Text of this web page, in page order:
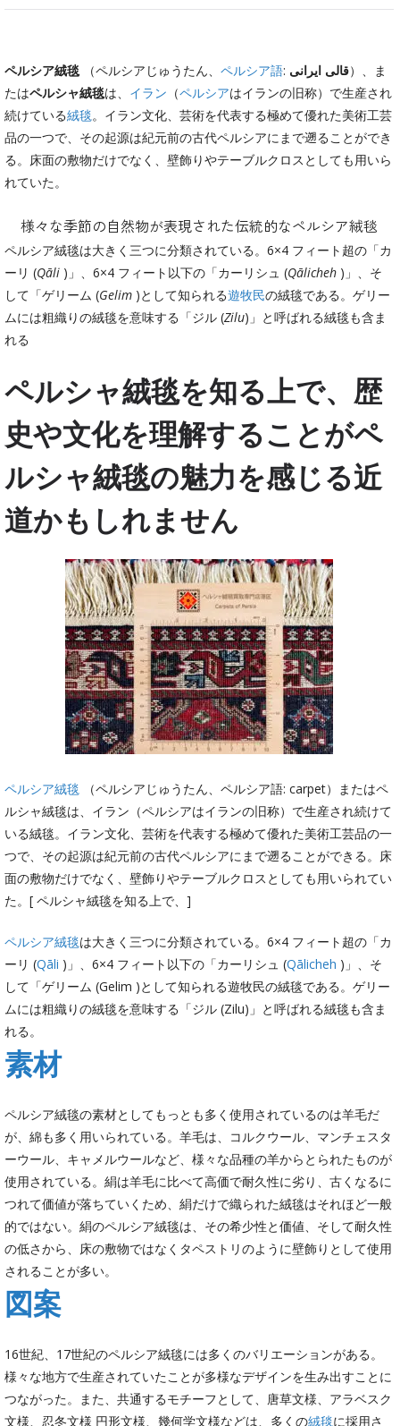
ペルシア絨毯（ペルシアじゅうたん、 ペルシア語: قالی ایرانی‎） 、ま
たはペルシャ絨毯は、 イラン （ペルシアはイランの旧称）で生産され
続けている絨毯。イラン文化、芸術を代表する極めて優れた美術工芸
品の一つで、その起源は紀元前の古代ペルシアにまで遡ることができ
る。床面の敷物だけでなく、壁飾りやテーブルクロスとしても用いら
れていた。
様々な季節の自然物が表現された伝統的なペルシア絨毯
ペルシア絨毯は大きく三つに分類されている。6×4 フィート超の「カ
ーリ (Qāli )」、6×4 フィート以下の「カーリシュ (Qālicheh )」、そ
して「ゲリーム (Gelim )として知られる遊牧民の絨毯である。ゲリー
ムには粗織りの絨毯を意味する「ジル (Zilu)」と呼ばれる絨毯も含ま
れる
ペルシャ絨毯を知る上で、歴
史や文化を理解することがペ
ルシャ絨毯の魅力を感じる近
道かもしれません
ペルシア絨毯 （ペルシアじゅうたん、ペルシア語: carpet）またはペ
ルシャ絨毯は、イラン（ペルシアはイランの旧称）で生産され続けて
いる絨毯。イラン文化、芸術を代表する極めて優れた美術工芸品の一
つで、その起源は紀元前の古代ペルシアにまで遡ることができる。床
面の敷物だけでなく、壁飾りやテーブルクロスとしても用いられてい
た。[ ペルシャ絨毯を知る上で、]
ペルシア絨毯は大きく三つに分類されている。6×4 フィート超の「カ
ーリ (Qāli )」、6×4 フィート以下の「カーリシュ (Qālicheh )」、そ
して「ゲリーム (Gelim )として知られる遊牧民の絨毯である。ゲリー
ムには粗織りの絨毯を意味する「ジル (Zilu)」と呼ばれる絨毯も含ま
れる。
素材
ペルシア絨毯の素材としてもっとも多く使用されているのは羊毛だ
が、綿も多く用いられている。羊毛は、コルクウール、マンチェスタ
ーウール、キャメルウールなど、様々な品種の羊からとられたものが
使用されている。絹は羊毛に比べて高価で耐久性に劣り、古くなるに
つれて価値が落ちていくため、絹だけで織られた絨毯はそれほど一般
的ではない。絹のペルシア絨毯は、その希少性と価値、そして耐久性
の低さから、床の敷物ではなくタペストリのように壁飾りとして使用
されることが多い。
図案
16世紀、17世紀のペルシア絨毯には多くのバリエーションがある。
様々な地方で生産されていたことが多様なデザインを生み出すことに
つながった。また、共通するモチーフとして、唐草文様、アラベスク
文様、忍冬文様 円形文様、幾何学文様などは、多くの絨毯に採用さ